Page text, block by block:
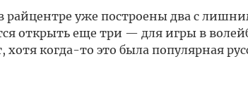
уже построены два с
открыть еще три — для игры в
когда-то это была популярная